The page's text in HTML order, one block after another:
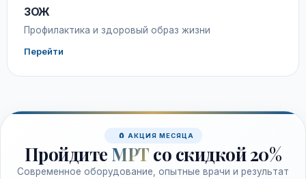
ЗОЖ
Профилактика и здоровый образ жизни
Перейти
🧲 АКЦИЯ МЕСЯЦА
Пройдите МРТ со скидкой 20%
Современное оборудование, опытные врачи и результат